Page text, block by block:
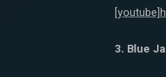
3. Blue